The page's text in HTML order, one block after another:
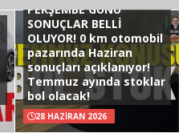
PERŞEMBE GÜNÜ
SONUÇLAR BELLİ
OLUYOR! 0 km otomobil
pazarında Haziran
sonuçları açıklanıyor!
Temmuz ayında stoklar
bol olacak!
28 HAZIRAN 2026